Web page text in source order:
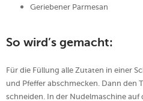
Geriebener Parmesan
So wird’s gemacht:
Für die Füllung alle Zutaten in einer
und Pfeffer abschmecken. Dann den
schneiden. In der Nudelmaschine